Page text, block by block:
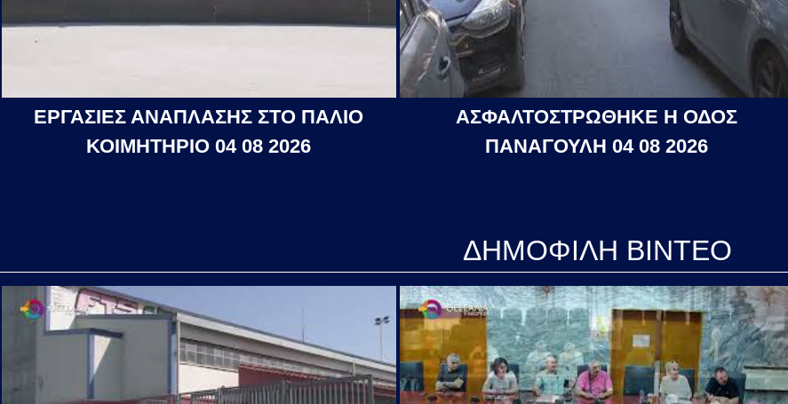
ΕΡΓΑΣΙΕΣ ΑΝΑΠΛΑΣΗΣ ΣΤΟ ΠΑΛΙΟ
ΚΟΙΜΗΤΗΡΙΟ 04 08 2026
ΑΣΦΑΛΤΟΣΤΡΩΘΗΚΕ Η ΟΔΟΣ
ΠΑΝΑΓΟΥΛΗ 04 08 2026
ΔΗΜΟΦΙΛΗ ΒΙΝΤΕΟ